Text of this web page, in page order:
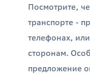
Посмотрите,
транспорте -
телефонах,
сторонам.
предложение